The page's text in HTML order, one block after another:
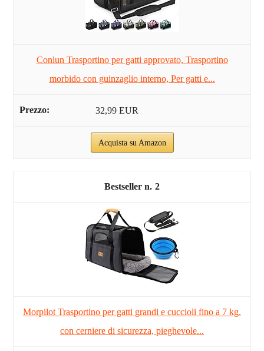
Conlun Trasportino per gatti approvato, Trasportino
morbido con guinzaglio interno, Per gatti e...
32,99 EUR
Acquista su Amazon
2
Morpilot Trasportino per gatti grandi e cuccioli fino a 7 kg,
con cerniere di sicurezza, pieghevole...